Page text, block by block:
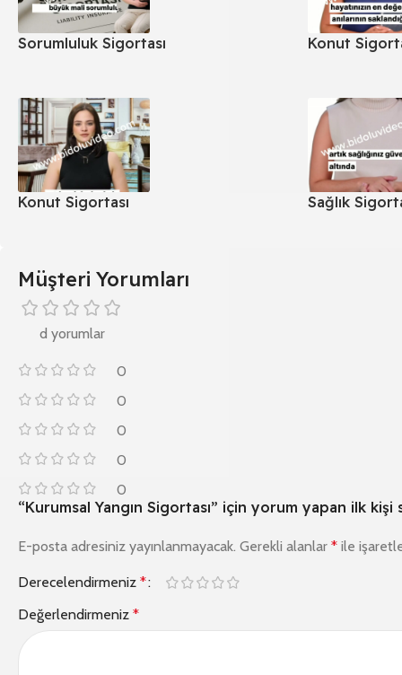
Sorumluluk Sigortası Konut
Konut Sigortası Sağlık
Müşteri Yorumları
d yorumlar
0
0
0
0
0
“Kurumsal Yangın Sigortası” için yorum yapan ilk kişi
E-posta adresiniz yayınlanmayacak. Gerekli alanlar * ile
Derecelendirmeniz *
Değerlendirmeniz *